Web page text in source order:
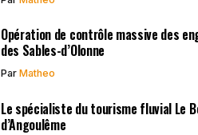
Opération de contrôle massive des
des Sables-d’Olonne
Par Matheo
Le spécialiste du tourisme fluvial Le
d’Angoulême